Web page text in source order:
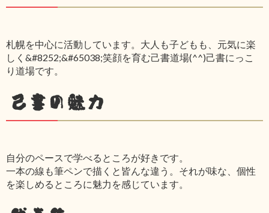
札幌を中心に活動しています。大人も子どもも、元気に楽
しく&#8252;&#65038;笑顔を育む己書道場(^^)己書にっこ
り道場です。
己書の魅力
自分のペースで学べるところが好きです。
一本の線も筆ペンで描くと皆んな違う。それが味な、個性
を楽しめるところに魅力を感じています。